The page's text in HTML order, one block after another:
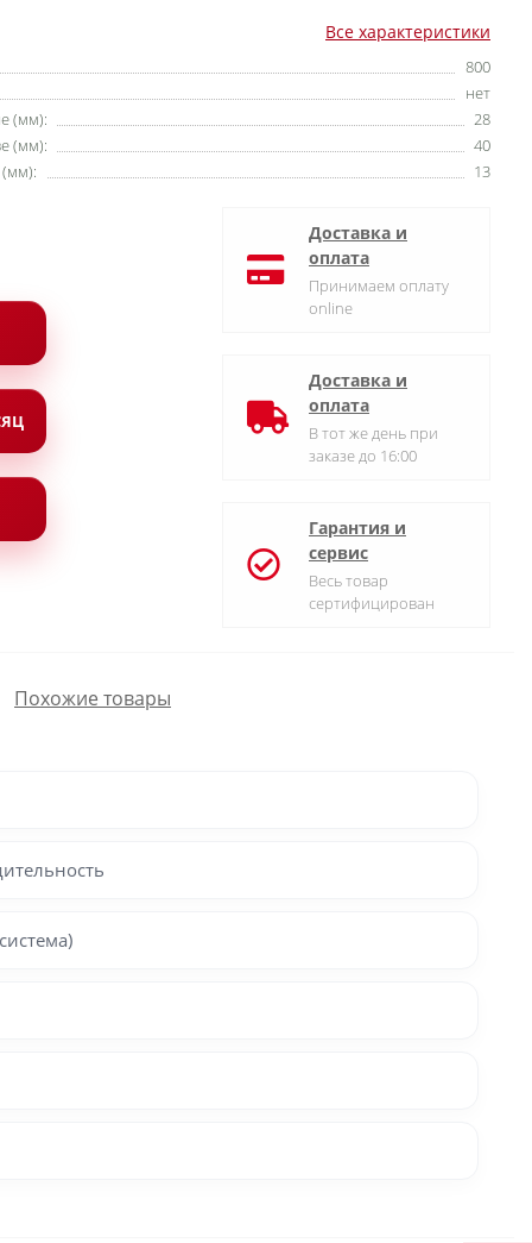
Все характеристики
800
нет
(мм):
28
(мм):
40
(мм):
13
Доставка и
оплата
Принимаем оплату
online
Доставка и
оплата
В тот же день при
заказе до 16:00
Гарантия и
сервис
Весь товар
сертифицирован
Похожие товары